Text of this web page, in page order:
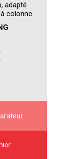
adapté
colonne